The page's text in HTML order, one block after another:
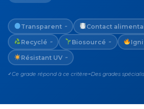
Transparent ~ Contact
Recyclé ~ Biosourcé ~
Résistant UV ~
✓ Ce grade répond à ce critère ~Des grades